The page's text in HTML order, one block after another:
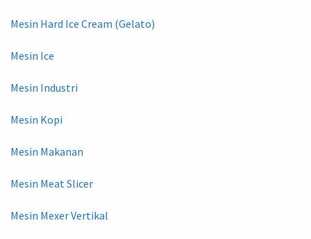
Mesin Hard Ice Cream (Gelato)
Mesin Ice
Mesin Industri
Mesin Kopi
Mesin Makanan
Mesin Meat Slicer
Mesin Mexer Vertikal